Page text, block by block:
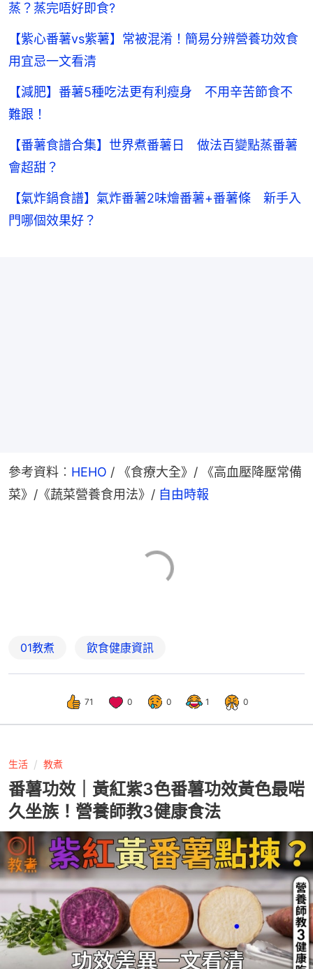
蒸？蒸完唔好即食?
【紫心番薯vs紫薯】常被混淆！簡易分辨營養功效食
用宜忌一文看清
【減肥】番薯5種吃法更有利瘦身 不用辛苦節食不
難跟！
【番薯食譜合集】世界煮番薯日 做法百變點蒸番薯
會超甜？
【氣炸鍋食譜】氣炸番薯2味燴番薯+番薯條 新手入
門哪個效果好？
參考資料︰ HEHO / 《食療大全》/ 《高血壓降壓常備
菜》/《蔬菜營養食用法》/ 自由時報
01教煮 飲食健康資訊
71 0 0 1 0
生活 教煮
番薯功效｜黃紅紫3色番薯功效黃色最啱
久坐族！營養師教3健康食法